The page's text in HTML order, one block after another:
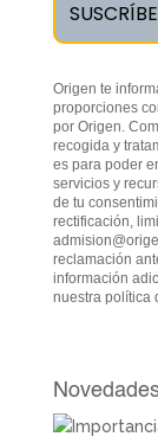
Origen te
proporciones
por Origen.
recogida y
es para poder
servicios y
de tu
rectificación,
reclamación
información
nuestra política